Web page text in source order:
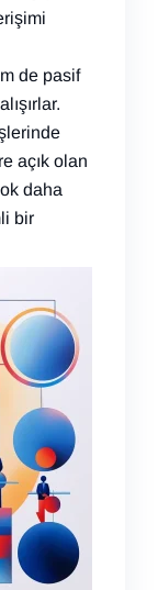
de pasif
açık olan
daha
bir